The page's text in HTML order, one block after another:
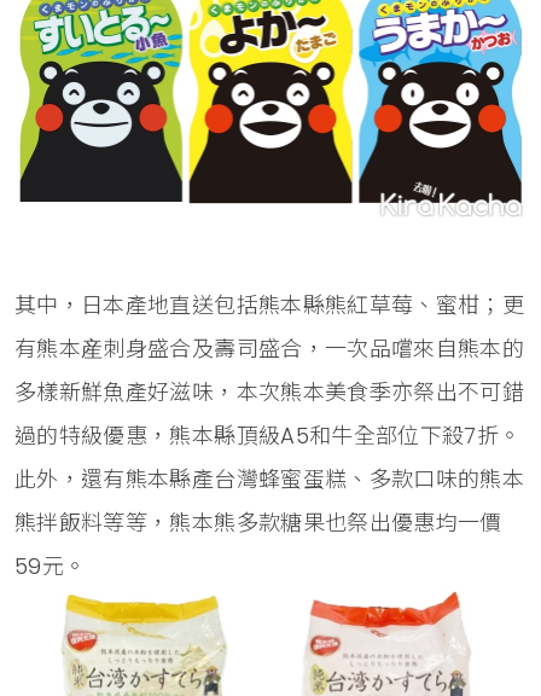
其中，日本產地直送包括熊本縣熊紅草莓、蜜柑；更
有熊本産刺身盛合及壽司盛合，一次品嚐來自熊本的
多樣新鮮魚產好滋味，本次熊本美食季亦祭出不可錯
過的特級優惠，熊本縣頂級A5和牛全部位下殺7折。
此外，還有熊本縣產台灣蜂蜜蛋糕、多款口味的熊本
熊拌飯料等等，熊本熊多款糖果也祭出優惠均一價
59元。